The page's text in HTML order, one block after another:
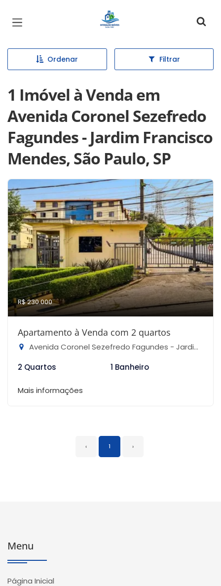
Página inicial
Ordenar Filtrar
1 Imóvel à Venda em
Avenida Coronel Sezefredo
Fagundes - Jardim Francisco
Mendes, São Paulo, SP
R$ 230.000
Apartamento à Venda com 2 quartos
Avenida Coronel Sezefredo Fagundes - Jardim Francisco Mendes, São Paulo-SP
2 Quartos
1 Banheiro
Mais informações
‹ 1 ›
Menu
Página Inicial